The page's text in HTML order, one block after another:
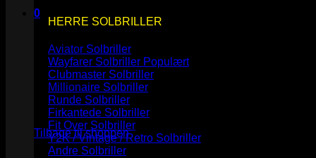
0
Kurv
Ingen varer i kurven.
Tilbage til shoppen
HERRE SOLBRILLER
Aviator Solbriller
Wayfarer Solbriller
Clubmaster Solbriller
Millionaire Solbriller
Runde Solbriller
Firkantede Solbriller
Fit Over Solbriller
Y2K / Vintage / Retro Solbriller
Andre Solbriller